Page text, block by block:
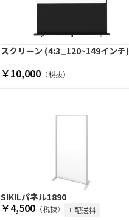
スクリーン (4:3_120~149インチ)
￥10,000（税抜）
SIKILパネル1890
￥4,500（税抜） + 配送料